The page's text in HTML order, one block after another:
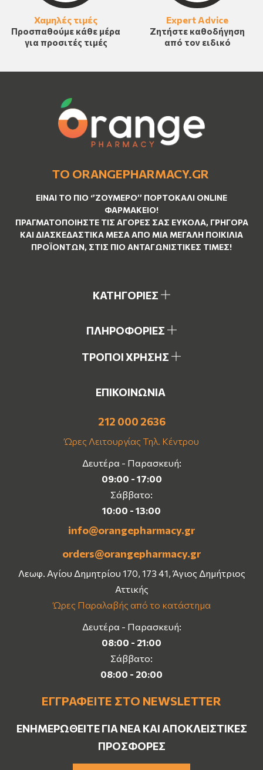
Χαμηλές τιμές
Προσπαθούμε κάθε μέρα
για προσιτές τιμές
Expert Advice
Ζητήστε καθοδήγηση
από τον ειδικό
ΤΟ ORANGEPHARMACY.GR
ΕΊΝΑΙ ΤO ΠΙΟ ‘’ΖΟΥΜΕΡΌ’’ ΠΟΡΤΟΚΑΛΊ ΟNLINE
ΦΑΡΜΑΚΕΊΟ!
ΠΡΑΓΜΑΤΟΠΟΙΉΣΤΕ ΤΙΣ ΑΓΟΡΈΣ ΣΑΣ ΕΎΚΟΛΑ, ΓΡΉΓΟΡΑ
ΚΑΙ ΔΙΑΣΚΕΔΑΣΤΙΚΆ ΜΈΣΑ ΑΠΌ ΜΙΑ ΜΕΓΆΛΗ ΠΟΙΚΙΛΊΑ
ΠΡΟΪΌΝΤΩΝ, ΣΤΙΣ ΠΙΟ ΑΝΤΑΓΩΝΙΣΤΙΚΈΣ ΤΙΜΈΣ!
ΚΑΤΗΓΟΡΙΕΣ
ΠΛΗΡΟΦΟΡΙΕΣ
ΤΡΟΠΟΙ ΧΡΗΣΗΣ
ΕΠΙΚΟΙΝΩΝΙΑ
212 000 2636
Ώρες Λειτουργίας Τηλ. Κέντρου
Δευτέρα - Παρασκευή:
09:00 - 17:00
Σάββατο:
10:00 - 13:00
info@orangepharmacy.gr
orders@orangepharmacy.gr
Λεωφ. Αγίου Δημητρίου 170, 173 41, Άγιος Δημήτριος
Αττικής
Ώρες Παραλαβής από το κατάστημα
Δευτέρα - Παρασκευή:
08:00 - 21:00
Σάββατο:
08:00 - 20:00
ΕΓΓΡΑΦΕΊΤΕ ΣΤΟ NEWSLETTER
ΕΝΗΜΕΡΩΘΕΊΤΕ ΓΙΑ ΝΈΑ ΚΑΙ ΑΠΟΚΛΕΙΣΤΙΚΈΣ
ΠΡΟΣΦΟΡΈΣ